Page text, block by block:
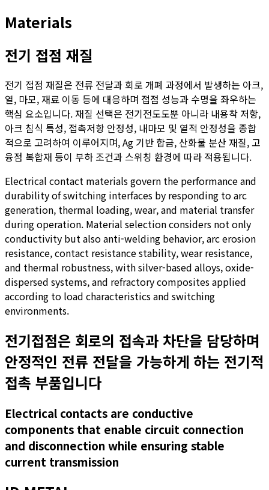
Materials
전기 접점 재질
전기 접점 재질은 전류 전달과 회로 개폐 과정에서 발생하는 아크,
열, 마모, 재료 이동 등에 대응하며 접점 성능과 수명을 좌우하는
핵심 요소입니다. 재질 선택은 전기전도도뿐 아니라 내용착 저항,
아크 침식 특성, 접촉저항 안정성, 내마모 및 열적 안정성을 종합
적으로 고려하여 이루어지며, Ag 기반 합금, 산화물 분산 재질, 고
융점 복합재 등이 부하 조건과 스위칭 환경에 따라 적용됩니다.
Electrical contact materials govern the performance and
durability of switching interfaces by responding to arc
generation, thermal loading, wear, and material transfer
during operation. Material selection considers not only
conductivity but also anti-welding behavior, arc erosion
resistance, contact resistance stability, wear resistance,
and thermal robustness, with silver-based alloys, oxide-
dispersed systems, and refractory composites applied
according to load characteristics and switching
environments.
전기접점은 회로의 접속과 차단을 담당하며
안정적인 전류 전달을 가능하게 하는 전기적
접촉 부품입니다
Electrical contacts are conductive
components that enable circuit connection
and disconnection while ensuring stable
current transmission